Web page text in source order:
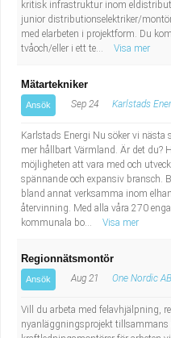
kritisk infrastruktur inom
junior distributionselektriker/
med elarbeten i projektform. Du
tvåoch/eller i ett te...
Visa mer
Mätartekniker
Ansök Sep 24 Karlstads
Karlstads Energi Nu söker vi
mer hållbart Värmland. Är det du?
möjligheten att vara med och
spännande och expansiv bransch.
bland annat verksamma inom
återvinning. Med alla våra 270
kommunala bo...
Visa mer
Regionnätsmontör
Ansök Aug 21 One Nordic AB
Vill du arbeta med felavhjälpning,
nyanläggningsprojekt tillsammans